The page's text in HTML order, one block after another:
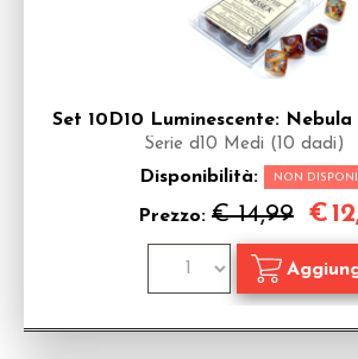
Set 10D10 Luminescente:
Serie d10 Medi (10 dadi)
Disponibilità: NON
Prezzo: € 14,99 €